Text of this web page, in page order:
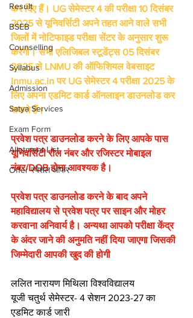
Result
BSEB
Counselling
Syllabus
Admission
Satya Services
Exam Form
Allotment List
Offer स्पेशल ऑफर
कर दिए हैं। UG सेमेस्टर 4 की परीक्षा 10 दिसंबर
2025 से यूनिवर्सिटी अपने तहत आने वाले सभी
जिलों में नोटिफाइड परीक्षा सेंटर के अनुसार शुरू
करेगी। सभी एलिजिबल स्टूडेंट्स 05 दिसंबर
2025 से LNMU की ऑफिशियल वेबसाइट
lnmu.ac.in पर UG सेमेस्टर 4 परीक्षा 2025 के
लिए अपना एडमिट कार्ड ऑनलाइन डाउनलोड कर
सकते हैं।
प्रवेश पत्र डाउनलोड करने के लिए आपके पास
यूनिवर्सिटी रौल नंबर और रजिस्टर मोबाइल
नंबर/DOB होना आवश्यक है।
प्रवेश पत्र डाउनलोड करने के बाद अपने
महाविद्यालय से प्रवेश पत्र पर साइन और मोहर
करवाना अनिवार्य है। अन्यथा आपको परीक्षा केंद्र
के अंदर जाने की अनुमति नहीं दिया जाएगा जिसकी
जिम्मेदारी आपकी खुद की होगी
ललित नारायण मिथिला विश्वविद्यालय
यूजी चतुर्थ सेमेस्टर- 4 सेशन 2023-27 का
एडमिट कार्ड जारी